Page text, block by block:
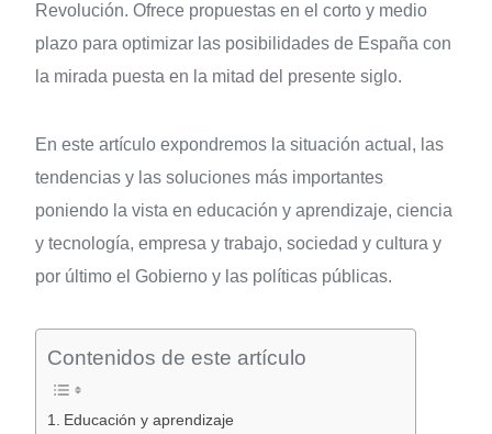
Revolución. Ofrece propuestas en el corto y medio
plazo para optimizar las posibilidades de España con
la mirada puesta en la mitad del presente siglo.
En este artículo expondremos la situación actual, las
tendencias y las soluciones más importantes
poniendo la vista en educación y aprendizaje, ciencia
y tecnología, empresa y trabajo, sociedad y cultura y
por último el Gobierno y las políticas públicas.
Contenidos de este artículo
Educación y aprendizaje